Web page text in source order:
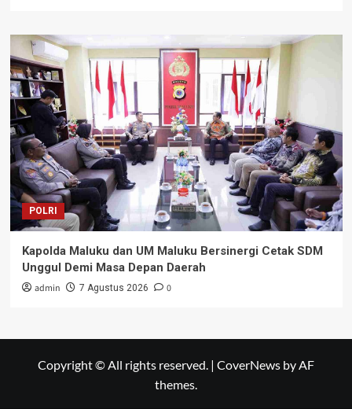
POLRI
Kapolda Maluku dan UM Maluku Bersinergi Cetak SDM
Unggul Demi Masa Depan Daerah
admin 7 Agustus 2026 0
Copyright © All rights reserved. | CoverNews by AF
themes.